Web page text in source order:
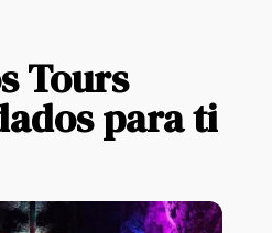
Tours
para ti